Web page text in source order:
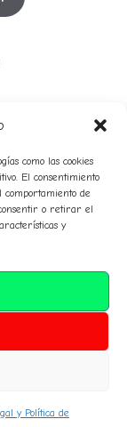
como las cookies
El consentimiento
comportamiento de
o retirar el
y
y Política de
57º 58º